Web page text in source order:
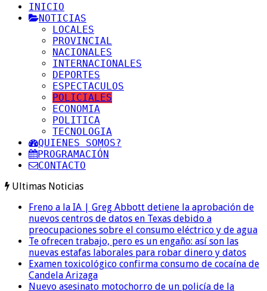
INICIO
NOTICIAS
LOCALES
PROVINCIAL
NACIONALES
INTERNACIONALES
DEPORTES
ESPECTACULOS
POLICIALES
ECONOMIA
POLITICA
TECNOLOGIA
QUIENES SOMOS?
PROGRAMACIÓN
CONTACTO
Ultimas Noticias
Freno a la IA | Greg Abbott detiene la aprobación de
nuevos centros de datos en Texas debido a
preocupaciones sobre el consumo eléctrico y de agua
Te ofrecen trabajo, pero es un engaño: así son las
nuevas estafas laborales para robar dinero y datos
Examen toxicológico confirma consumo de cocaína de
Candela Arizaga
Nuevo asesinato motochorro de un policía de la